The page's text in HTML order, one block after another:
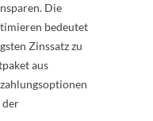
Die
bedeutet
Zinssatz zu
aus
der